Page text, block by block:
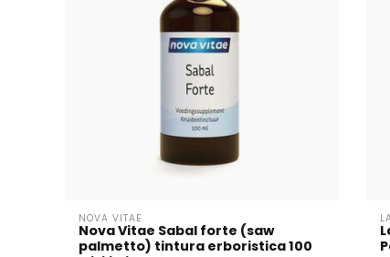
NOVA VITAE
Nova Vitae Sabal forte (saw
palmetto) tintura erboristica 100